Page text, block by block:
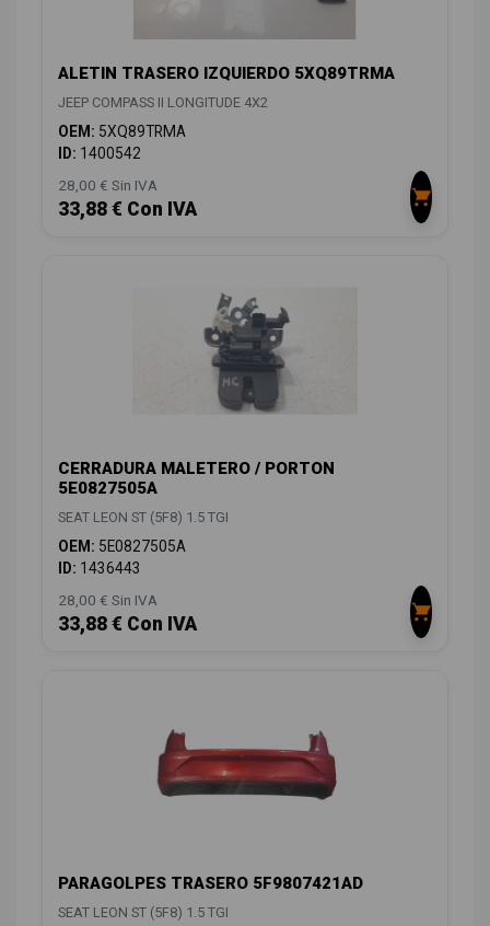
ALETIN TRASERO IZQUIERDO 5XQ89TRMA
JEEP COMPASS II LONGITUDE 4X2
OEM: 5XQ89TRMA
ID: 1400542
28,00 € Sin IVA
33,88 € Con IVA
CERRADURA MALETERO / PORTON
5E0827505A
SEAT LEON ST (5F8) 1.5 TGI
OEM: 5E0827505A
ID: 1436443
28,00 € Sin IVA
33,88 € Con IVA
PARAGOLPES TRASERO 5F9807421AD
SEAT LEON ST (5F8) 1.5 TGI